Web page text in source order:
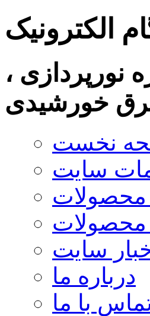
الکترونیک
نورپردازی ،
خورشیدی
نخست
سایت
محصولات
محصولات
سایت
درباره ما
با ما